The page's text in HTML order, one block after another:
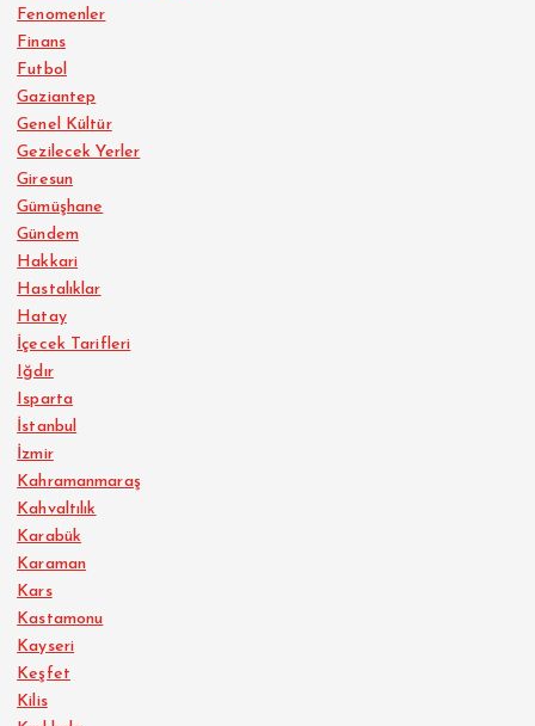
Fenomenler
Finans
Futbol
Gaziantep
Genel Kültür
Gezilecek Yerler
Giresun
Gümüşhane
Gündem
Hakkari
Hastalıklar
Hatay
İçecek Tarifleri
Iğdır
Isparta
İstanbul
İzmir
Kahramanmaraş
Kahvaltılık
Karabük
Karaman
Kars
Kastamonu
Kayseri
Keşfet
Kilis